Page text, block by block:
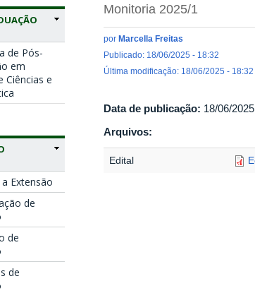
de Pós-
em
Ciências e
Extensão
de
de
de
Monitoria 2025/1
por Marcella Freitas
Publicado: 18/06/2025 - 18:32
Última modificação: 18/06/2025 - 18:32
Data de publicação: 18/06/2025
Arquivos:
Edital